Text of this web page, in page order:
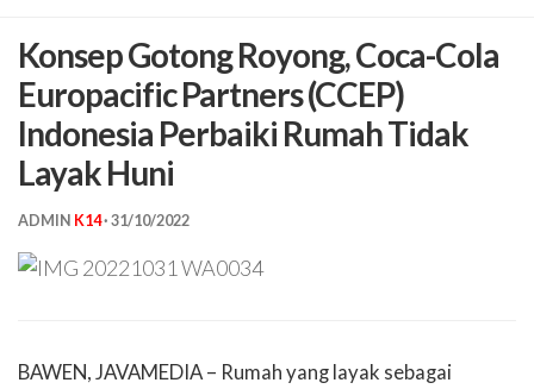
Konsep Gotong Royong, Coca-Cola
Europacific Partners (CCEP)
Indonesia Perbaiki Rumah Tidak
Layak Huni
ADMIN K14· 31/10/2022
BAWEN, JAVAMEDIA – Rumah yang layak sebagai